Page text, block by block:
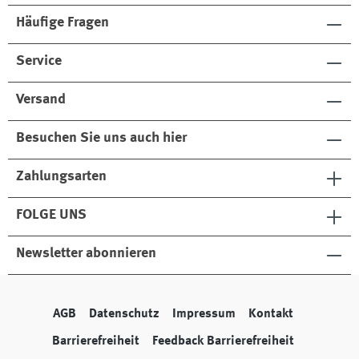
Häufige Fragen
Service
Versand
Besuchen Sie uns auch hier
Zahlungsarten
FOLGE UNS
Newsletter abonnieren
AGB Datenschutz Impressum Kontakt
Barrierefreiheit Feedback Barrierefreiheit